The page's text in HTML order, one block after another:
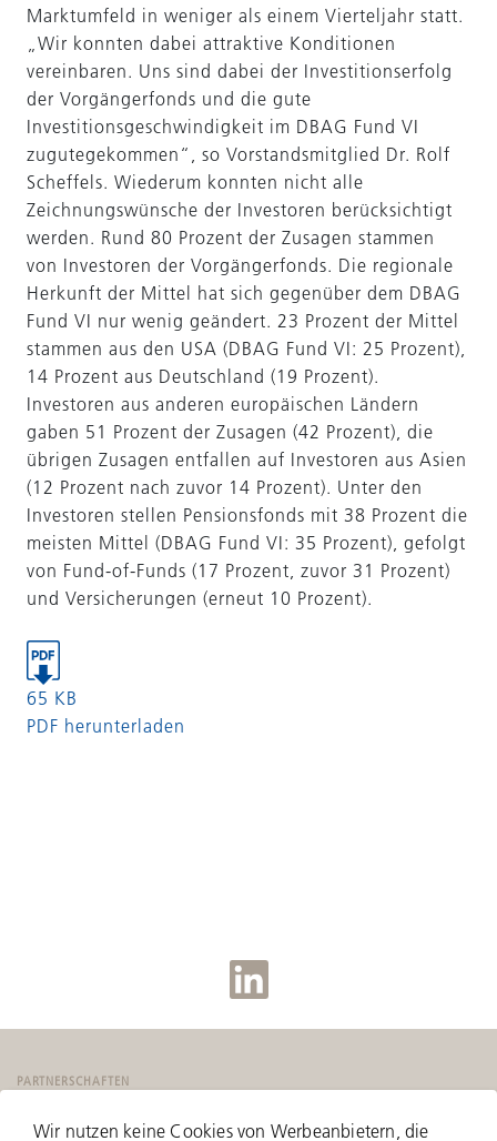
Marktumfeld in weniger als einem Vierteljahr statt.
„Wir konnten dabei attraktive Konditionen
vereinbaren. Uns sind dabei der Investitionserfolg
der Vorgängerfonds und die gute
Investitionsgeschwindigkeit im DBAG Fund VI
zugutegekommen“, so Vorstandsmitglied Dr. Rolf
Scheffels. Wiederum konnten nicht alle
Zeichnungswünsche der Investoren berücksichtigt
werden. Rund 80 Prozent der Zusagen stammen
von Investoren der Vorgängerfonds. Die regionale
Herkunft der Mittel hat sich gegenüber dem DBAG
Fund VI nur wenig geändert. 23 Prozent der Mittel
stammen aus den USA (DBAG Fund VI: 25 Prozent),
14 Prozent aus Deutschland (19 Prozent).
Investoren aus anderen europäischen Ländern
gaben 51 Prozent der Zusagen (42 Prozent), die
übrigen Zusagen entfallen auf Investoren aus Asien
(12 Prozent nach zuvor 14 Prozent). Unter den
Investoren stellen Pensionsfonds mit 38 Prozent die
meisten Mittel (DBAG Fund VI: 35 Prozent), gefolgt
von Fund-of-Funds (17 Prozent, zuvor 31 Prozent)
und Versicherungen (erneut 10 Prozent).
65 KB
PDF herunterladen
PARTNERSCHAFTEN
Wir nutzen keine Cookies von Werbeanbietern, die